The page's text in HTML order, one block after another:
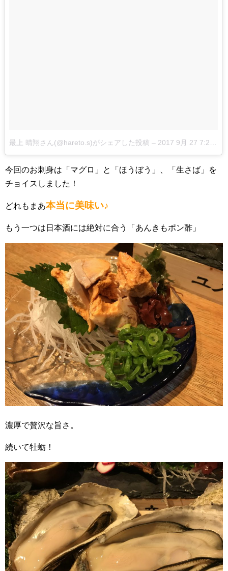
最上 晴翔さん(@hareto.s)がシェアした投稿 – 2017 9月 27 7:25午後 PDT
今回のお刺身は「マグロ」と「ほうぼう」、「生さば」を
チョイスしました！
どれもまあ本当に美味い♪
もう一つは日本酒には絶対に合う「あんきもポン酢」
濃厚で贅沢な旨さ。
続いて牡蛎！